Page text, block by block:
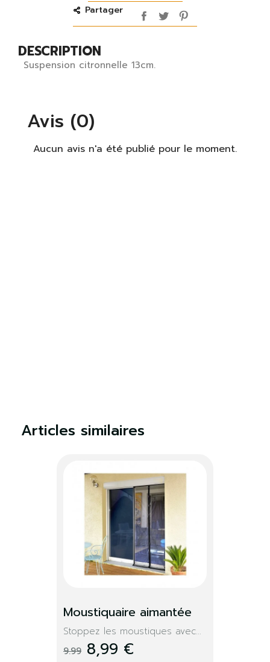
DESCRIPTION
Suspension citronnelle 13cm.
Partager
Avis (0)
Aucun avis n'a été publié pour le moment.
Articles similaires
Moustiquaire aimantée
Stoppez les moustiques avec...
9.99 8,99 €